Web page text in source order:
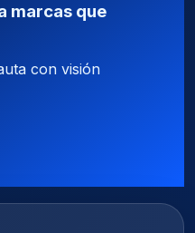
marcas que
con visión